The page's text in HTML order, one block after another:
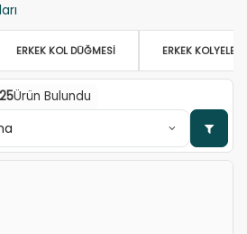
ERKEK KOL DÜĞMESI ERKEK KOLYELERI
25Ürün Bulundu